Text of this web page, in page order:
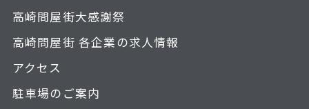
高崎問屋街大感謝祭
高崎問屋街 各企業の求人情報
アクセス
駐車場のご案内